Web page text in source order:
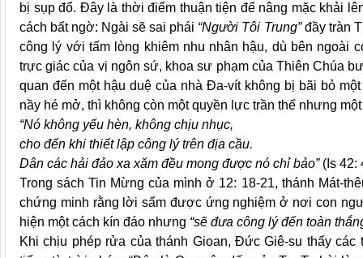
bị sụp đổ. Đây là thời điểm thuận tiện để nâng mặc khải
cách bất ngờ: Ngài sẽ sai phái “Người Tôi Trung”đầy tràn
công lý với tấm lòng khiêm nhu nhân hậu, dù bên ngoài
trực giác của vị ngôn sứ, khoa sư phạm của Thiên Chúa
quan đến một hậu duệ của nhà Đa-vít không bị bãi bỏ
nầy hé mở, thì không còn một quyền lực trần thế nhưng
“Nó không yếu hèn, không chịu nhục,
cho đến khi thiết lập công lý trên địa cầu.
Dân các hải đảo xa xăm đều mong được nó chỉ bảo”(Is 42:
Trong sách Tin Mừng của mình ở 12: 18-21, thánh Mát-
chứng minh rằng lời sấm được ứng nghiệm ở nơi con
hiện một cách kín đáo nhưng “sẽ đưa công lý đến toàn
Khi chịu phép rửa của thánh Gioan, Đức Giê-su thấy